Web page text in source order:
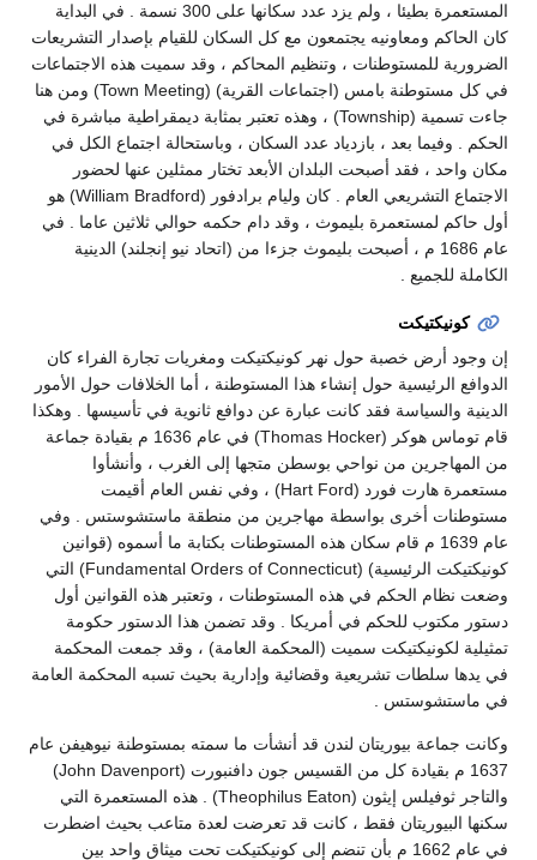
المستعمرة بطيئا ، ولم يزد عدد سكانها على 300 نسمة . في البداية
كان الحاكم ومعاونيه يجتمعون مع كل السكان للقيام بإصدار التشريعات
الضرورية للمستوطنات ، وتنظيم المحاكم ، وقد سميت هذه الاجتماعات
في كل مستوطنة بامس (اجتماعات القرية) (Town Meeting) ومن هنا
جاءت تسمية (Township) ، وهذه تعتبر بمثابة ديمقراطية مباشرة في
الحكم . وفيما بعد ، بازدياد عدد السكان ، وباستحالة اجتماع الكل في
مكان واحد ، فقد أصبحت البلدان الأبعد تختار ممثلين عنها لحضور
الاجتماع التشريعي العام . كان وليام برادفور (William Bradford) هو
أول حاكم لمستعمرة بليموث ، وقد دام حكمه حوالي ثلاثين عاما . في
عام 1686 م ، أصبحت بليموث جزءا من (اتحاد نيو إنجلند) الدينية
الكاملة للجميع .
كونيكتيكت
إن وجود أرض خصبة حول نهر كونيكتيكت ومغريات تجارة الفراء كان
الدوافع الرئيسية حول إنشاء هذا المستوطنة ، أما الخلافات حول الأمور
الدينية والسياسة فقد كانت عبارة عن دوافع ثانوية في تأسيسها . وهكذا
قام توماس هوكر (Thomas Hocker) في عام 1636 م بقيادة جماعة
من المهاجرين من نواحي بوسطن متجها إلى الغرب ، وأنشأوا
مستعمرة هارت فورد (Hart Ford) ، وفي نفس العام أقيمت
مستوطنات أخرى بواسطة مهاجرين من منطقة ماستشوستس . وفي
عام 1639 م قام سكان هذه المستوطنات بكتابة ما أسموه (قوانين
كونيكتيكت الرئيسية) (Fundamental Orders of Connecticut) التي
وضعت نظام الحكم في هذه المستوطنات ، وتعتبر هذه القوانين أول
دستور مكتوب للحكم في أمريكا . وقد تضمن هذا الدستور حكومة
تمثيلية لكونيكتيكت سميت (المحكمة العامة) ، وقد جمعت المحكمة
في يدها سلطات تشريعية وقضائية وإدارية بحيث تسبه المحكمة العامة
في ماستشوستس .
وكانت جماعة بيوريتان لندن قد أنشأت ما سمته بمستوطنة نيوهيفن عام
1637 م بقيادة كل من القسيس جون دافنبورت (John Davenport)
والتاجر ثوفيلس إيثون (Theophilus Eaton) . هذه المستعمرة التي
سكنها البيوريتان فقط ، كانت قد تعرضت لعدة متاعب بحيث اضطرت
في عام 1662 م بأن تنضم إلى كونيكتيكت تحت ميثاق واحد بين